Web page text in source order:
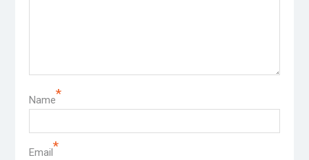
Name*
Email*